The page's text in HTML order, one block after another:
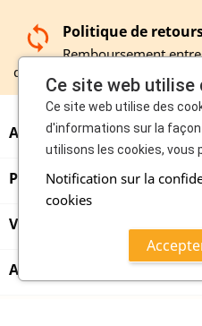
Politique de
Remboursement
de réception de votre retour
A PROPOS
PRODUITS
VENDEURS
ACHETEURS
Ce site web utilise
Ce site web utilise des
d'informations sur la
utilisons les cookies, vous
Notification sur la
cookies